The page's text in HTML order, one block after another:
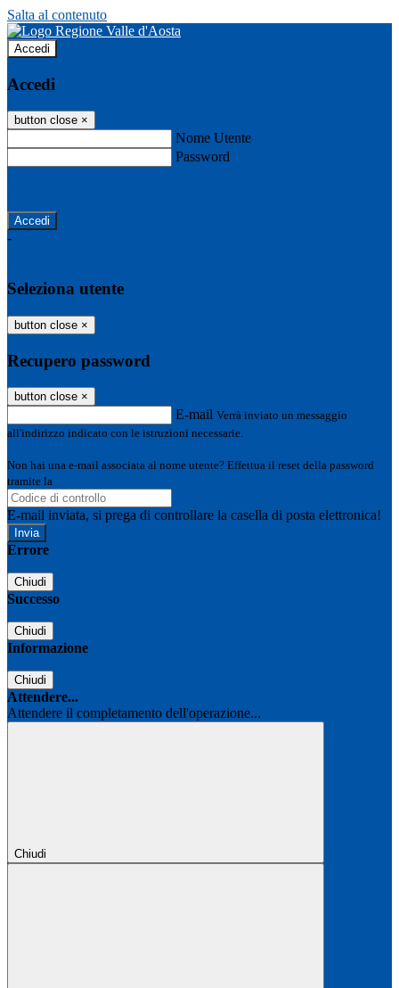
Salta al contenuto
Accedi
Accedi
button close ×
Nome Utente
Password
-
Seleziona utente
button close ×
Recupero password
button close ×
E-mail Verrà inviato un messaggio
all'indirizzo indicato con le istruzioni necessarie.
Non hai una e-mail associata al nome utente? Effettua il reset della password
tramite la
E-mail inviata, si prega di controllare la casella di posta elettronica!
Errore
Chiudi
Successo
Chiudi
Informazione
Chiudi
Attendere...
Attendere il completamento dell'operazione...
Chiudi